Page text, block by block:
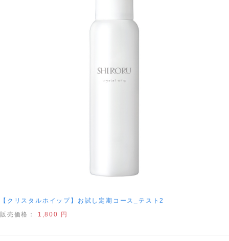
【クリスタルホイップ】お試し定期コース_テスト2
販売価格： 1,800 円